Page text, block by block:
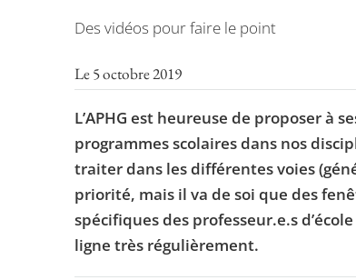
Des vidéos pour faire le point
Le 5 octobre 2019
L’APHG est heureuse de proposer à
programmes scolaires dans nos
traiter dans les différentes voies
priorité, mais il va de soi que des
spécifiques des professeur.e.s
ligne très régulièrement.